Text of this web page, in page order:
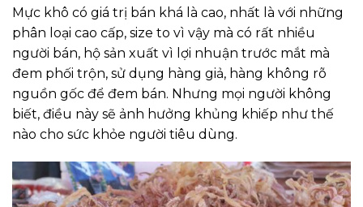
Mực khô có giá trị bán khá là cao, nhất là với những
phân loại cao cấp, size to vì vậy mà có rất nhiều
người bán, hộ sản xuất vì lợi nhuận trước mắt mà
đem phối trộn, sử dụng hàng giả, hàng không rõ
nguồn gốc để đem bán. Nhưng mọi người không
biết, điều này sẽ ảnh hưởng khủng khiếp như thế
nào cho sức khỏe người tiêu dùng.